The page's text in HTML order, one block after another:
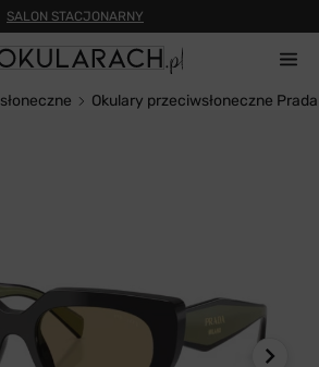
SALON STACJONARNY
Okulary przeciwsłoneczne